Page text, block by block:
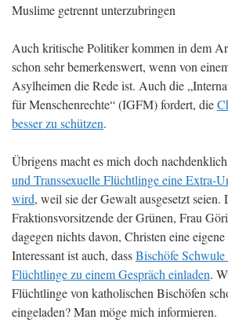
Muslime getrennt unterzubringen
Auch kritische Politiker kommen in dem
schon sehr bemerkenswert, wenn von
Asylheimen die Rede ist. Auch die
für Menschenrechte“ (IGFM) fordert, die
besser zu schützen.
Übrigens macht es mich doch
und Transsexuelle Flüchtlinge eine Extra-
wird, weil sie der Gewalt ausgesetzt seien.
Fraktionsvorsitzende der Grünen, Frau
dagegen nichts davon, Christen eine
Interessant ist auch, dassBischöfe Schwule
Flüchtlinge zu einem Gespräch einladen.
Flüchtlinge von katholischen Bischöfen
eingeladen? Man möge mich informieren.